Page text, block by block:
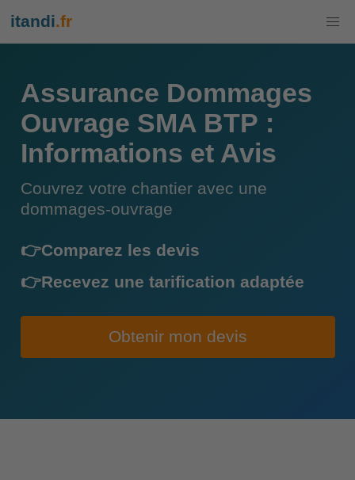
itandi.fr
Assurance Dommages
Ouvrage SMA BTP :
Informations et Avis
Couvrez votre chantier avec une
dommages-ouvrage
👉Comparez les devis
👉Recevez une tarification adaptée
Obtenir mon devis